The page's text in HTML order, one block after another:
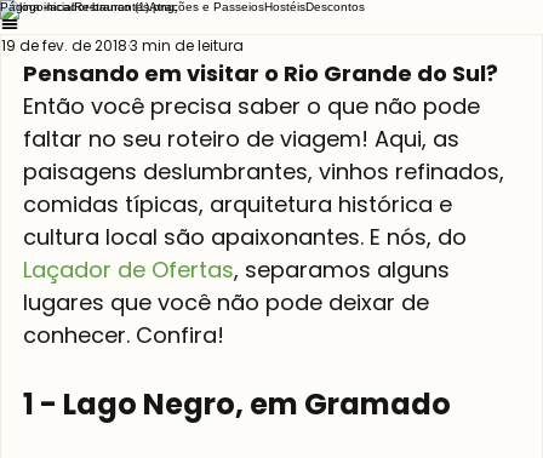
Página inicialRestaurantesAtrações e PasseiosHostéisDescontos
19 de fev. de 20183 min de leitura
Pensando em visitar o Rio Grande do Sul?
Então você precisa saber o que não pode
faltar no seu roteiro de viagem! Aqui, as
paisagens deslumbrantes, vinhos refinados,
comidas típicas, arquitetura histórica e
cultura local são apaixonantes. E nós, do
Laçador de Ofertas, separamos alguns
lugares que você não pode deixar de
1 - Lago Negro, em Gramado